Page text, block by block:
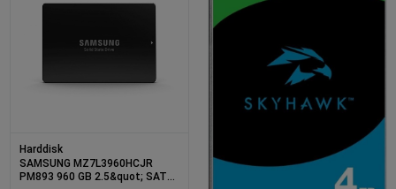
Harddisk
SAMSUNG MZ7L3960HCJR
PM893 960 GB 2.5&quot; SATA3